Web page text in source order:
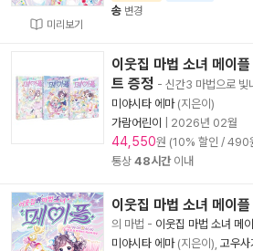
미리보기
송 변경
이웃집 마법 소녀 메이
트 증정 - 신간3 마법으로 빛
미야시타 에마(지은이)
가람어린이
2026년 02월
44,550원 (10% 할인 / 490
통상 48시간이내
이웃집 마법 소녀 메이
의 마법 - 이웃집 마법 소녀 메
미야시타 에마(지은이), 고우사